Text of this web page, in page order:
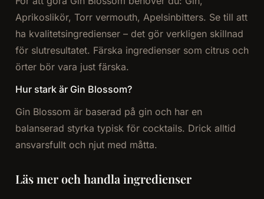
Aprikoslikör, Torr vermouth, Apelsinbitters. Se till att
ha kvalitetsingredienser – det gör verkligen skillnad
för slutresultatet. Färska ingredienser som citrus och
örter bör vara just färska.
Hur stark är Gin Blossom?
Gin Blossom är baserad på gin och har en
balanserad styrka typisk för cocktails. Drick alltid
ansvarsfullt och njut med måtta.
Läs mer och handla ingredienser